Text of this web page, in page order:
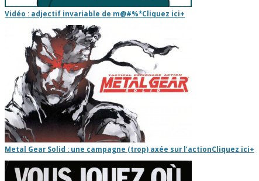
Vidéo : adjectif invariable de m@#%*Cliquez ici+
Metal Gear Solid : une campagne (trop) axée sur l’actionCliquez ici+